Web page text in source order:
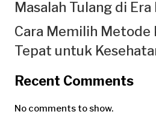
Masalah Tulang di
Cara Memilih Metode
Tepat untuk
Recent Comments
No comments to show.